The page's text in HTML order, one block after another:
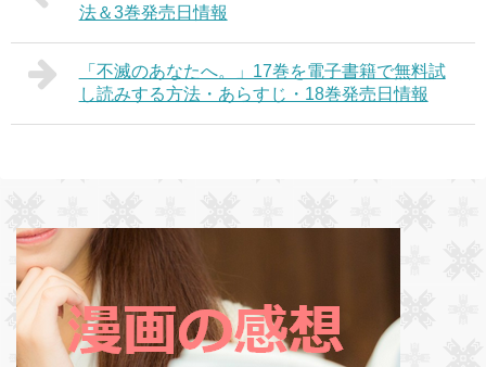
法＆3巻発売日情報
「不滅のあなたへ。」17巻を電子書籍で無料試
し読みする方法・あらすじ・18巻発売日情報